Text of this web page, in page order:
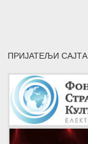
ПРИЈАТЕЉИ САЈТА